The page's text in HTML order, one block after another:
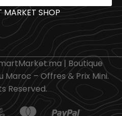
MARKET SHOP _
| Boutique
Maroc – Offres & Prix Mini.
Reserved.